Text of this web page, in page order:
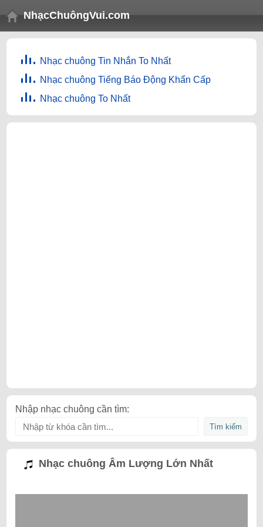
NhạcChuôngVui.com
Nhạc chuông Tin Nhắn To Nhất
Nhạc chuông Tiếng Báo Động Khẩn Cấp
Nhạc chuông To Nhất
Nhập nhạc chuông cần tìm:
Nhạc chuông Âm Lượng Lớn Nhất